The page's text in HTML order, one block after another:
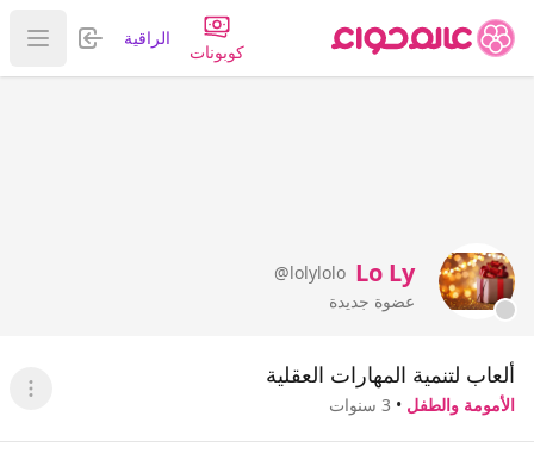
كوبونات
الراقية تسجيل
عرض
Lo Ly
@lolylolo
عضوة جديدة
ألعاب لتنمية المهارات العقلية
الأمومة والطفل • 3 سنوات عرض